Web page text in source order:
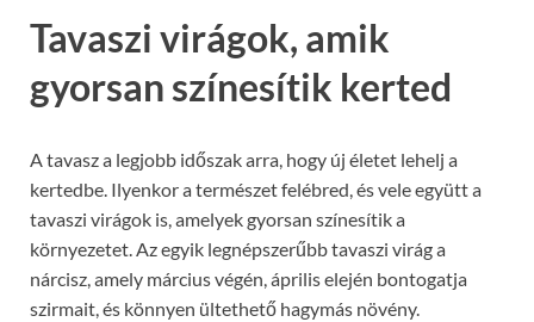
Tavaszi virágok, amik
gyorsan színesítik kerted
A tavasz a legjobb időszak arra, hogy új életet lehelj a
kertedbe. Ilyenkor a természet felébred, és vele együtt a
tavaszi virágok is, amelyek gyorsan színesítik a
környezetet. Az egyik legnépszerűbb tavaszi virág a
nárcisz, amely március végén, április elején bontogatja
szirmait, és könnyen ültethető hagymás növény.